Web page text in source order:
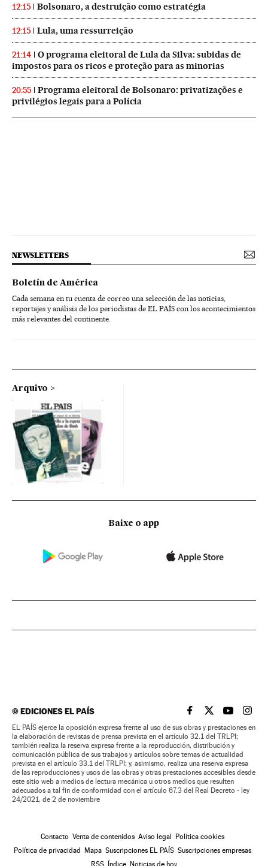
12:15 Bolsonaro, a destruição como estratégia
12:15 Lula, uma ressurreição
21:14
O programa eleitoral de Lula da Silva: subidas de
impostos para os ricos e proteção para as minorias
20:55
Programa eleitoral de Bolsonaro: privatizações e
privilégios legais para a Polícia
NEWSLETTERS
Boletín de América
Cada semana en tu cuenta de correo una selección de las noticias,
reportajes y análisis de los periodistas de EL PAÍS con los acontecimientos
más relevantes del continente.
Arquivo
Baixe o app
©EDICIONES EL PAÍS EL PAÍS BRASIL EN
EL PAÍSEL PAÍS
EL
EL PAÍS ejerce la oposición expresa frente al uso de sus obras y prestaciones en
la elaboración de revistas de prensa prevista en el artículo 32.1 del TRLPI;
también realiza la reserva expresa frente a la reproducción, distribución y
comunicación pública de sus trabajos y artículos sobre temas de actualidad
prevista en el artículo 33.1 del TRLPI; y, asimismo, realiza una reserva expresa
de las reproducciones y usos de las obras y otras prestaciones accesibles desde
este sitio web a medios de lectura mecánica u otros medios que resulten
adecuados a tal fin de conformidad con el artículo 67.3 del Real Decreto - ley
24/2021, de 2 de noviembre
Contacto Venta de contenidos Aviso legal
Política cookies
Política de privacidad
Mapa Suscripciones EL PAÍS Suscripciones empresas
RSS
Índice Noticias de hoy